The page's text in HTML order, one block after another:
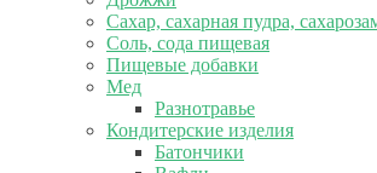
Сахар, сахарная пудра,
Соль, сода пищевая
Пищевые добавки
Мед
Разнотравье
Кондитерские изделия
Батончики